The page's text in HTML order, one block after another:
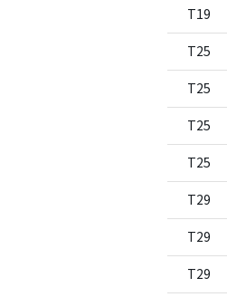
T19
T25
T25
T25
T25
T29
T29
T29